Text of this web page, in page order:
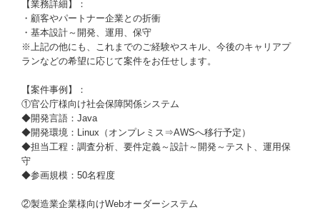
【業務詳細】：
・顧客やパートナー企業との折衝
・基本設計～開発、運用、保守
※上記の他にも、これまでのご経験やスキル、今後のキャリアプ
ランなどの希望に応じて案件をお任せします。
【案件事例】：
①官公庁様向け社会保障関係システム
◆開発言語：Java
◆開発環境：Linux（オンプレミス⇒AWSへ移行予定）
◆担当工程：調査分析、要件定義～設計～開発～テスト、運用保
守
◆参画規模：50名程度
②製造業企業様向けWebオーダーシステム